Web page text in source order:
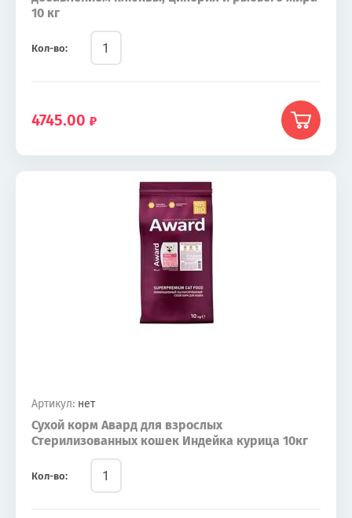
10 кг
Кол-во:
4745.00
Артикул: нет
Сухой корм Авард для взрослых
Стерилизованных кошек Индейка курица 10кг
Кол-во: